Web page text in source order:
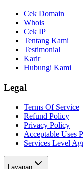
Cek Domain
Whois
Cek IP
Tentang Kami
Testimonial
Karir
Hubungi Kami
Legal
Terms Of Service
Refund Policy
Privacy Policy
Acceptable Uses
Services Level
Layanan